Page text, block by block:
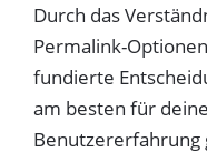
Durch das
Permalink-
fundierte
am besten für
Benutzererfahrung